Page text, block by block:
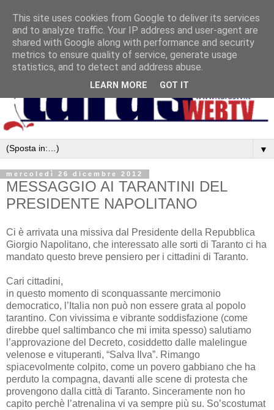
▼
mercoledì 26 dicembre 2012
MESSAGGIO AI TARANTINI DEL
PRESIDENTE NAPOLITANO
Ci è arrivata una missiva dal Presidente della Repubblica
Giorgio Napolitano, che interessato alle sorti di Taranto ci ha
mandato questo breve pensiero per i cittadini di Taranto.
Cari cittadini,
in questo momento di sconquassante mercimonio
democratico, l’Italia non può non essere grata al popolo
tarantino. Con vivissima e vibrante soddisfazione (come
direbbe quel saltimbanco che mi imita spesso) salutiamo
l’approvazione del Decreto, cosiddetto dalle malelingue
velenose e vituperanti, “Salva Ilva”. Rimango
spiacevolmente colpito, come un povero gabbiano che ha
perduto la compagna, davanti alle scene di protesta che
provengono dalla città di Taranto. Sinceramente non ho
capito perchè l’atrenalina vi va sempre più su. So’scostumat
This site uses cookies from Google to deliver its services
and to analyze traffic. Your IP address and user-agent are
shared with Google along with performance and security
metrics to ensure quality of service, generate usage
statistics, and to detect and address abuse.
LEARN MORE GOT IT